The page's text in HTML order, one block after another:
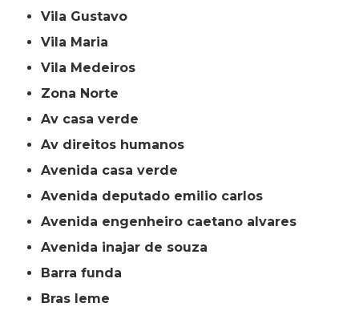
Vila Gustavo
Vila Maria
Vila Medeiros
Zona Norte
av casa verde
av direitos humanos
avenida casa verde
avenida deputado emilio carlos
avenida engenheiro caetano alvares
avenida inajar de souza
barra funda
bras leme